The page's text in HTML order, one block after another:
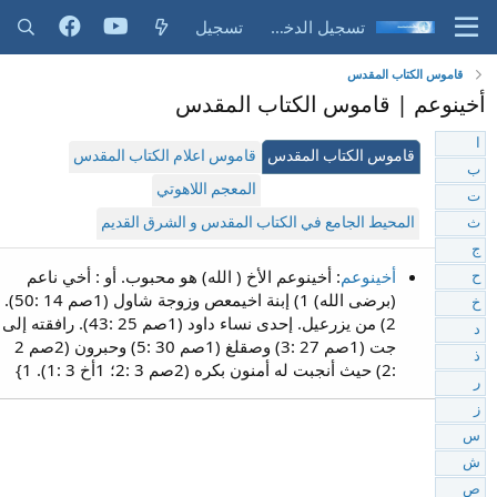
تسجيل الدخول تسجيل
قاموس الكتاب المقدس
أخينوعم | قاموس الكتاب المقدس
قاموس الكتاب المقدس
قاموس اعلام الكتاب المقدس
المعجم اللاهوتي
المحيط الجامع في الكتاب المقدس و الشرق القديم
أخينوعم: أخينوعم الأخ ( الله) هو محبوب. أو : أخي ناعم
(برضى الله) 1) إبنة اخيمعص وزوجة شاول (1صم 14 :50).
2) من يزرعيل. إحدى نساء داود (1صم 25 :43). رافقته إلى
جت (1صم 27 :3) وصقلغ (1صم 30 :5) وحبرون (2صم 2
:2) حيث أنجبت له أمنون بكره (2صم 3 :2؛ 1أخ 3 :1). 1}
ب
ت
ث
ج
ح
خ
د
ذ
ر
ز
س
ش
ص